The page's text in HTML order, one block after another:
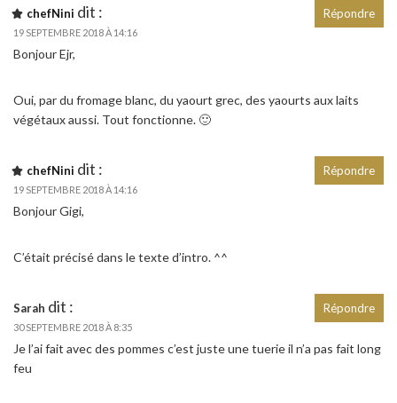
chefNini dit :
19 SEPTEMBRE 2018 À 14:16
Bonjour Ejr,
Oui, par du fromage blanc, du yaourt grec, des yaourts aux laits
végétaux aussi. Tout fonctionne. 🙂
Répondre
chefNini dit :
19 SEPTEMBRE 2018 À 14:16
Bonjour Gigi,
C’était précisé dans le texte d’intro. ^^
Répondre
Sarah dit :
30 SEPTEMBRE 2018 À 8:35
Je l’ai fait avec des pommes c’est juste une tuerie il n’a pas fait long
feu
Répondre